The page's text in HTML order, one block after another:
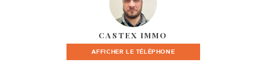
CASTEX IMMO
AFFICHER LE TÉLÉPHONE